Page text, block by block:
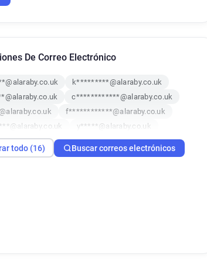
De Correo Electrónico
k*********@alaraby.co.uk
c************@alaraby.co.uk
f************@alaraby.co.uk
y*****@alaraby.co.uk
c********@alaraby.co.uk
s***********@alaraby.co.uk
todo (16) Buscar correos electrónicos